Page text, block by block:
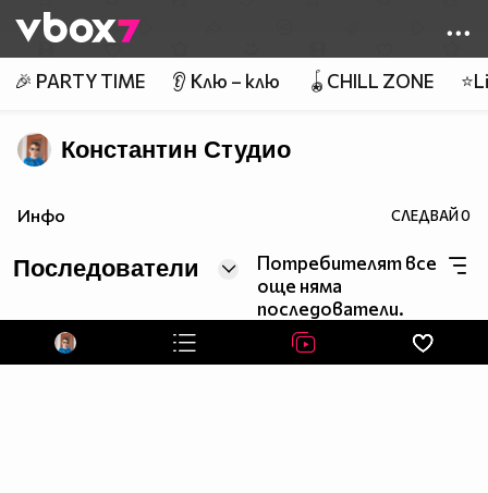
👾
🎉 PARTY TIME 👂 Клю – клю 🪀CHILL ZONE
Константин Студио
Инфо СЛЕДВАЙ0
Последователи
Потребителят все
още няма
последователи.